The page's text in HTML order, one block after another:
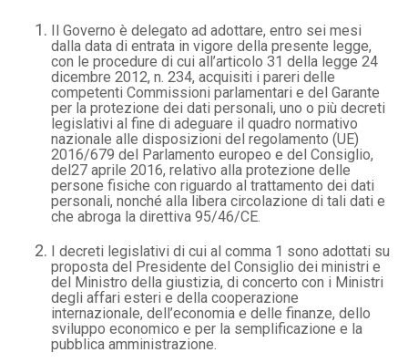
Il Governo è delegato ad adottare, entro sei mesi
dalla data di entrata in vigore della presente legge,
con le procedure di cui all’articolo 31 della legge 24
dicembre 2012, n. 234, acquisiti i pareri delle
competenti Commissioni parlamentari e del Garante
per la protezione dei dati personali, uno o più decreti
legislativi al fine di adeguare il quadro normativo
nazionale alle disposizioni del regolamento (UE)
2016/679 del Parlamento europeo e del Consiglio,
del27 aprile 2016, relativo alla protezione delle
persone fisiche con riguardo al trattamento dei dati
personali, nonché alla libera circolazione di tali dati e
che abroga la direttiva 95/46/CE.
I decreti legislativi di cui al comma 1 sono adottati su
proposta del Presidente del Consiglio dei ministri e
del Ministro della giustizia, di concerto con i Ministri
degli affari esteri e della cooperazione
internazionale, dell’economia e delle finanze, dello
sviluppo economico e per la semplificazione e la
pubblica amministrazione.